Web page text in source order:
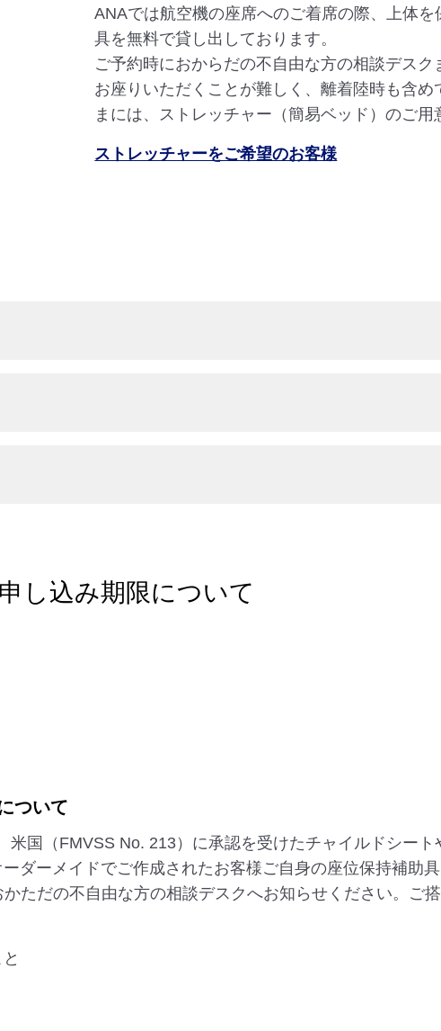
ANAでは航空機の座席へのご着席の際、上体
具を無料で貸し出しております。
ご予約時におからだの不自由な方の相談デス
お座りいただくことが難しく、離着陸時も含
まには、ストレッチャー（簡易ベッド）のご用
ストレッチャーをご希望のお客様
し込み期限について
ついて
米国（FMVSS No. 213）に承認を受けたチャイルドシー
ダーメイドでご作成されたお客様ご自身の座位保持補助
ただの不自由な方の相談デスクへお知らせください。ご